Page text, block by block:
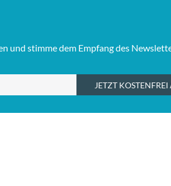
und stimme dem Empfang des
JETZT